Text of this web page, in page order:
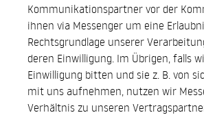
Kommunikationspartner vor der
ihnen via Messenger um eine
Rechtsgrundlage unserer
deren Einwilligung. Im Übrigen, falls
Einwilligung bitten und sie z. B. von
mit uns aufnehmen, nutzen wir
Verhältnis zu unseren